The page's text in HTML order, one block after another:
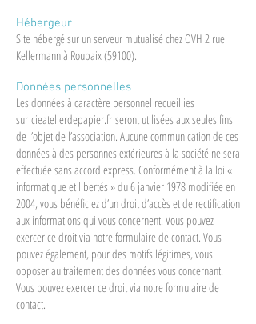
Hébergeur
Site hébergé sur un serveur mutualisé chez OVH 2 rue
Kellermann à Roubaix (59100).
Données personnelles
Les données à caractère personnel recueillies
sur cieatelierdepapier.fr seront utilisées aux seules fins
de l’objet de l’association. Aucune communication de ces
données à des personnes extérieures à la société ne sera
effectuée sans accord express. Conformément à la loi «
informatique et libertés » du 6 janvier 1978 modifiée en
2004, vous bénéficiez d’un droit d’accès et de rectification
aux informations qui vous concernent. Vous pouvez
exercer ce droit via notre formulaire de contact. Vous
pouvez également, pour des motifs légitimes, vous
opposer au traitement des données vous concernant.
Vous pouvez exercer ce droit via notre formulaire de
contact.